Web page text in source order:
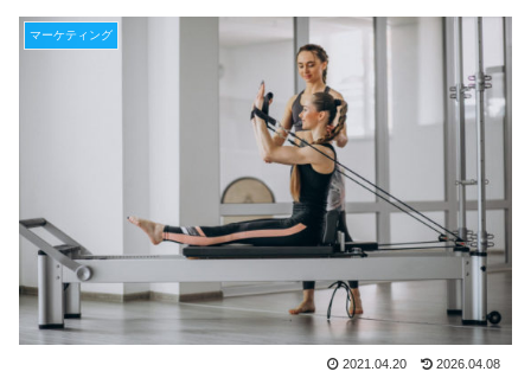
マーケティング
2021.04.20 2026.04.08